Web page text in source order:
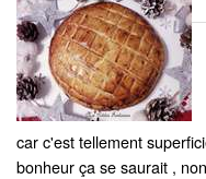
car c'est tellement
bonheur ça se saurait ,